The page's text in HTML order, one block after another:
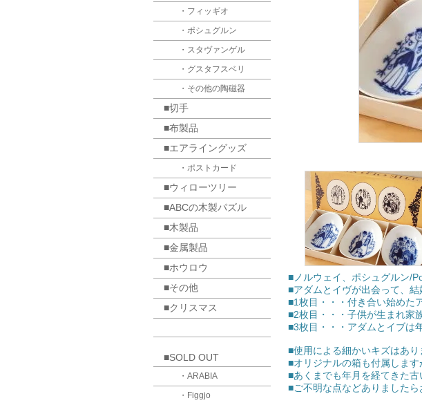
■ノルウェイ、ポシュグルン/
■アダムとイヴが出会って、
■1枚目・・・付き合い始めた
■2枚目・・・子供が生まれ家
■3枚目・・・アダムとイブは
■使用による細かいキズはあ
■オリジナルの箱も付属しま
■あくまでも年月を経てきた
■ご不明な点などありました
・フィッギオ
・ポシュグルン
・スタヴァンゲル
・グスタフスベリ
・その他の陶磁器
■切手
■布製品
■エアライングッズ
・ポストカード
■ウィローツリー
■ABCの木製パズル
■木製品
■金属製品
■ホウロウ
■その他
■クリスマス
■SOLD OUT
・ARABIA
・Figgjo